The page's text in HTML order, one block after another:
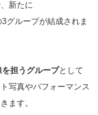
新たに
3グループが結成されま
担うグループとして
写真やパフォーマンス
ます。